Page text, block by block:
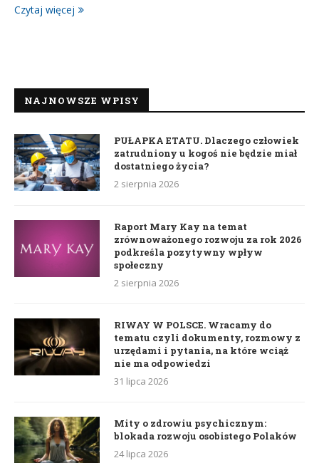
Czytaj więcej
NAJNOWSZE WPISY
PUŁAPKA ETATU. Dlaczego człowiek
zatrudniony u kogoś nie będzie miał
dostatniego życia?
2 sierpnia 2026
Raport Mary Kay na temat
zrównoważonego rozwoju za rok 2026
podkreśla pozytywny wpływ
społeczny
2 sierpnia 2026
RIWAY W POLSCE. Wracamy do
tematu czyli dokumenty, rozmowy z
urzędami i pytania, na które wciąż
nie ma odpowiedzi
31 lipca 2026
Mity o zdrowiu psychicznym:
blokada rozwoju osobistego Polaków
24 lipca 2026